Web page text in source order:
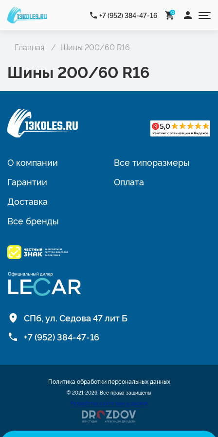
+7 (952) 384-47-16 0
Главная Шины 200/60 R16
Шины 200/60 R16
О компании
Гарантии
Доставка
Все бренды
Все типоразмеры
Оплата
СПб, ул. Седова 47 лит Б
+7 (952) 384-47-16
© 2021-2026. Все права защищены
Разработка сайта шин и дисков
Политика обработки персональных данных